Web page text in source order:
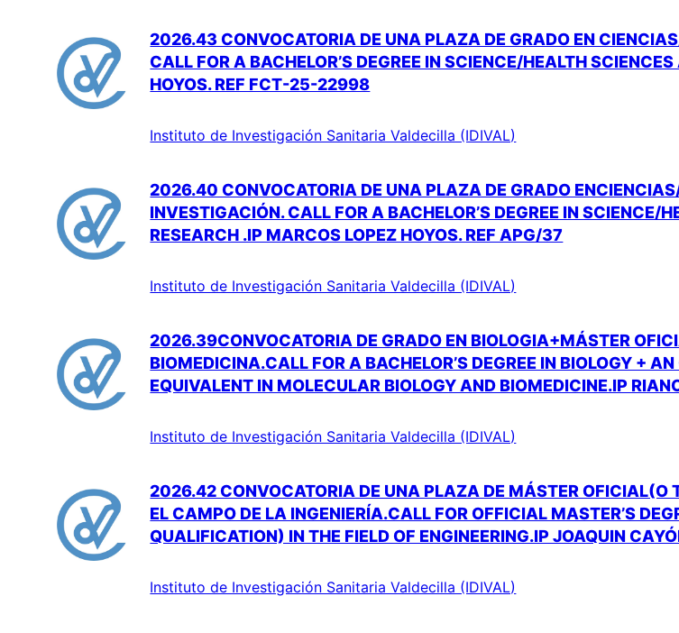
2026.43 CONVOCATORIA DE UNA PLAZA DE GRADO EN
CALL FOR A BACHELOR’S DEGREE IN SCIENCE/HEALTH
HOYOS. REF FCT-25-22998
Instituto de Investigación Sanitaria Valdecilla (IDIVAL)
2026.40 CONVOCATORIA DE UNA PLAZA DE GRADO
INVESTIGACIÓN. CALL FOR A BACHELOR’S DEGREE IN SCIENCE/
RESEARCH .IP MARCOS LOPEZ HOYOS. REF APG/37
Instituto de Investigación Sanitaria Valdecilla (IDIVAL)
2026.39CONVOCATORIA DE GRADO EN BIOLOGIA+MÁSTER
BIOMEDICINA.CALL FOR A BACHELOR’S DEGREE IN BIOLOGY +
EQUIVALENT IN MOLECULAR BIOLOGY AND BIOMEDICINE.IP
Instituto de Investigación Sanitaria Valdecilla (IDIVAL)
2026.42 CONVOCATORIA DE UNA PLAZA DE MÁSTER OFICIAL(O
EL CAMPO DE LA INGENIERÍA.CALL FOR OFFICIAL MASTER’S
QUALIFICATION) IN THE FIELD OF ENGINEERING.IP JOAQUIN
Instituto de Investigación Sanitaria Valdecilla (IDIVAL)